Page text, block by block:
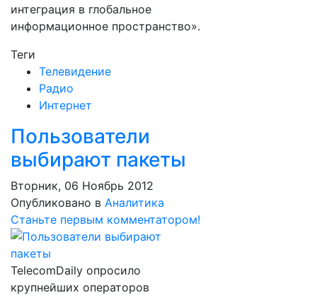
интеграция в глобальное
информационное пространство».
Теги
Телевидение
Радио
Интернет
Пользователи
выбирают пакеты
Вторник, 06 Ноябрь 2012
Опубликовано в Аналитика
Станьте первым комментатором!
TelecomDaily опросило
крупнейших операторов